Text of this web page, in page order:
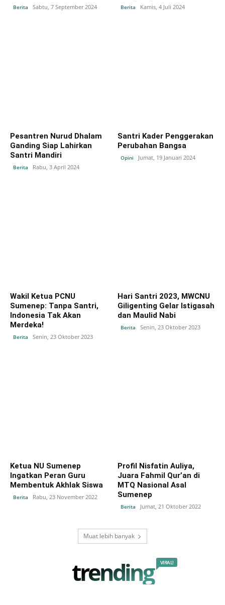
Berita Sabtu, 7 September 2024 Berita Kamis, 4 Juli 2024
Pesantren Nurud Dhalam
Ganding Siap Lahirkan
Santri Mandiri
Berita Rabu, 3 April 2024
Santri Kader Penggerakan
Perubahan Bangsa
Opini Jumat, 19 Januari 2024
Wakil Ketua PCNU
Sumenep: Tanpa Santri,
Indonesia Tak Akan
Merdeka!
Berita Senin, 23 Oktober 2023
Hari Santri 2023, MWCNU
Giligenting Gelar Istigasah
dan Maulid Nabi
Berita Senin, 23 Oktober 2023
Ketua NU Sumenep
Ingatkan Peran Guru
Membentuk Akhlak Siswa
Berita Rabu, 23 November 2022
Profil Nisfatin Auliya,
Juara Fahmil Qur’an di
MTQ Nasional Asal
Sumenep
Berita Jumat, 21 Oktober 2022
Muat lebih banyak
trending VIRAL!